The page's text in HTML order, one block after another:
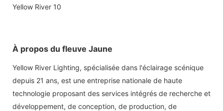
À propos du fleuve Jaune
Yellow River Lighting, spécialisée dans l'éclairage scénique
depuis 21 ans, est une entreprise nationale de haute
technologie proposant des services intégrés de recherche et
développement, de conception, de production, de